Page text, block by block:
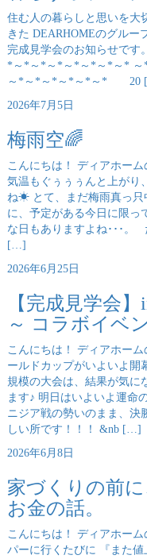
住む人の暮らしと思いを大
きた DEARHOMEのグルー
完成見学会のお知らせで
*～*～*～*～*～*～*～*
～*～*～*～*～*～* 20
2026年7月5日
梅雨空🌈
こんにちは！ ディアホー
気温もぐぅぅぅんと上がり
ね☀ とて、まだ梅雨真っ只
に、予定がある今日に限っ
な日もありますよね･･･。
[…]
2026年6月25日
【完成見学会
～ コラボイベ
こんにちは！ ディアホー
ールドカップがいよいよ開
規模の大会は、結果が気に
ます♪ 明日はいよいよ運命
ニジア戦の勢いのまま、決
しい所です！！！ &nb […]
2026年6月8日
家づくりの前
お金の話。
こんにちは！ ディアホー
パーに行くたびに 『また値